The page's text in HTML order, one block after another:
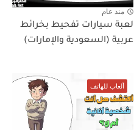
منذ عام
لعبة سيارات تفحيط بخرائط
عربية (السعودية والإمارات)
ألعاب للهاتف